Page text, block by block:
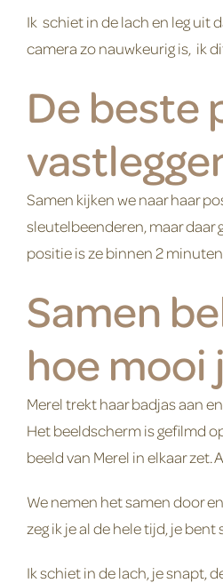
Ik schiet in de lach en leg uit
camera zo nauwkeurig is, ik
De beste
Samen kijken we naar haar
sleutelbeenderen, maar daar
positie is ze binnen 2
Samen
hoe mooi
Merel trekt haar badjas aan
Het beeldscherm is gefilmd
beeld van Merel in elkaar zet.
We nemen het samen door
zeg ik je al de hele tijd, je
Ik schiet in de lach, je snapt,